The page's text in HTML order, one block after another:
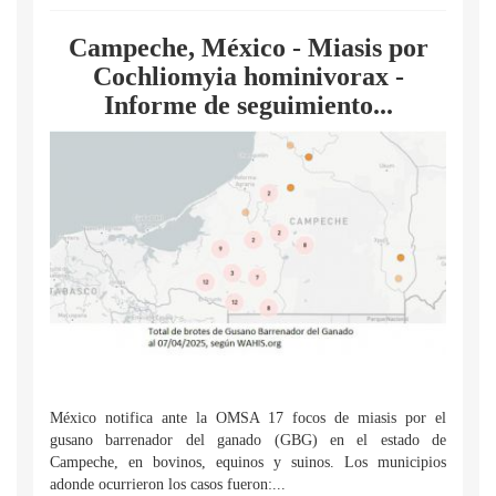
Campeche, México - Miasis por
Cochliomyia hominivorax -
Informe de seguimiento...
México notifica ante la OMSA 17 focos de miasis por el
gusano barrenador del ganado (GBG) en el estado de
Campeche, en bovinos, equinos y suinos. Los municipios
adonde ocurrieron los casos fueron:...